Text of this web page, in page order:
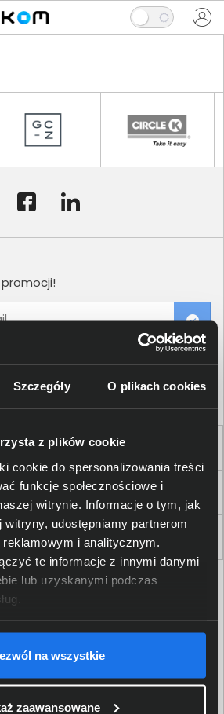
Szczegóły O plikach cookies
z plików cookie
cookie do spersonalizowania treści
funkcje społecznościowe i
witrynie. Informacje o tym, jak
udostępniamy partnerom
i analitycznym.
te informacje z innymi danymi
lub uzyskanymi podczas
na wszystkie
zaawansowane